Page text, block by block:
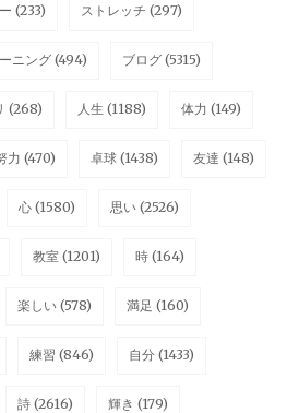
(233) ストレッチ (297)
ニング (494) ブログ (5315)
(268) 人生 (1188) 体力 (149)
力 (470) 卓球 (1438) 友達 (148)
心 (1580) 思い (2526)
教室 (1201) 時 (164)
楽しい (578) 満足 (160)
練習 (846) 自分 (1433)
詩 (2616) 輝き (179)